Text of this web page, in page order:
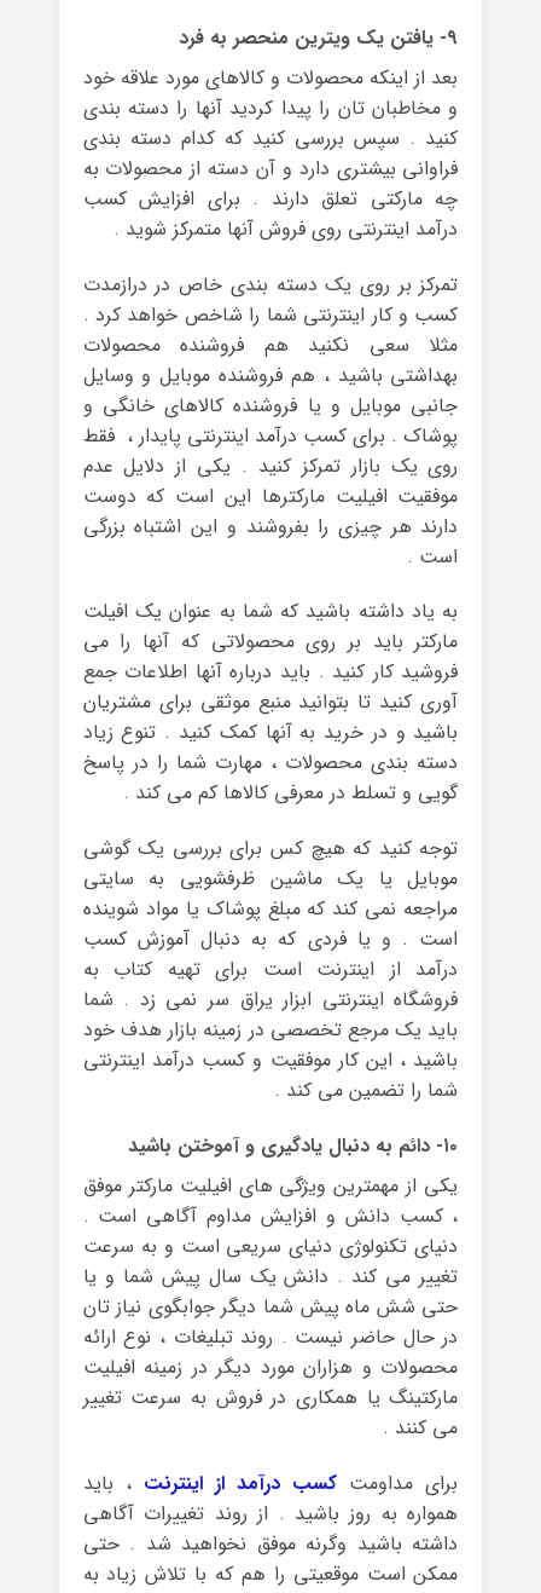
۹- یافتن یک ویترین منحصر به فرد
بعد از اینکه محصولات و کالاهای مورد علاقه خود
و مخاطبان تان را پیدا کردید آنها را دسته بندی
کنید . سپس بررسی کنید که کدام دسته بندی
فراوانی بیشتری دارد و آن دسته از محصولات به
چه مارکتی تعلق دارند . برای افزایش کسب
درآمد اینترنتی روی فروش آنها متمرکز شوید .
تمرکز بر روی یک دسته بندی خاص در درازمدت
کسب و کار اینترنتی شما را شاخص خواهد کرد .
مثلا سعی نکنید هم فروشنده محصولات
بهداشتی باشید ، هم فروشنده موبایل و وسایل
جانبی موبایل و یا فروشنده کالاهای خانگی و
پوشاک . برای کسب درآمد اینترنتی پایدار ، فقط
روی یک بازار تمرکز کنید . یکی از دلایل عدم
موفقیت افیلیت مارکترها این است که دوست
دارند هر چیزی را بفروشند و این اشتباه بزرگی
است .
به یاد داشته باشید که شما به عنوان یک افیلت
مارکتر باید بر روی محصولاتی که آنها را می
فروشید کار کنید . باید درباره آنها اطلاعات جمع
آوری کنید تا بتوانید منبع موثقی برای مشتریان
باشید و در خرید به آنها کمک کنید . تنوع زیاد
دسته بندی محصولات ، مهارت شما را در پاسخ
گویی و تسلط در معرفی کالاها کم می کند .
توجه کنید که هیچ کس برای بررسی یک گوشی
موبایل یا یک ماشین ظرفشویی به سایتی
مراجعه نمی کند که مبلغ پوشاک یا مواد شوینده
است . و یا فردی که به دنبال آموزش کسب
درآمد از اینترنت است برای تهیه کتاب به
فروشگاه اینترنتی ابزار یراق سر نمی زد . شما
باید یک مرجع تخصصی در زمینه بازار هدف خود
باشید ، این کار موفقیت و کسب درآمد اینترنتی
شما را تضمین می کند .
۱۰- دائم به دنبال یادگیری و آموختن باشید
یکی از مهمترین ویژگی های افیلیت مارکتر موفق
، کسب دانش و افزایش مداوم آگاهی است .
دنیای تکنولوژی دنیای سریعی است و به سرعت
تغییر می کند . دانش یک سال پیش شما و یا
حتی شش ماه پیش شما دیگر جوابگوی نیاز تان
در حال حاضر نیست . روند تبلیغات ، نوع ارائه
محصولات و هزاران مورد دیگر در زمینه افیلیت
مارکتینگ یا همکاری در فروش به سرعت تغییر
می کنند .
برای مداومت کسب درآمد از اینترنت ، باید
همواره به روز باشید . از روند تغییرات آگاهی
داشته باشید وگرنه موفق نخواهید شد . حتی
ممکن است موقعیتی را هم که با تلاش زیاد به